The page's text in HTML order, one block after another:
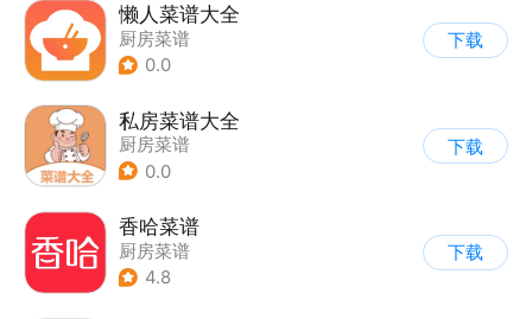
懒人菜谱大全
厨房菜谱
0.0
下载
私房菜谱大全
厨房菜谱
0.0
下载
香哈菜谱
厨房菜谱
4.8
下载